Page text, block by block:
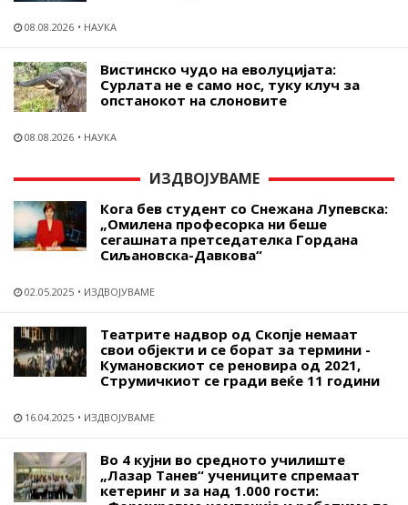
08.08.2026 НАУКА
Вистинско чудо на еволуцијата:
Сурлата не е само нос, туку клуч за
опстанокот на слоновите
08.08.2026 НАУКА
ИЗДВОЈУВАМЕ
Кога бев студент со Снежана Лупевска:
„Омилена професорка ни беше
сегашната претседателка Гордана
Сиљановска-Давкова“
02.05.2025 ИЗДВОЈУВАМЕ
Театрите надвор од Скопје немаат
свои објекти и се борат за термини -
Кумановскиот се реновира од 2021,
Струмичкиот се гради веќе 11 години
16.04.2025 ИЗДВОЈУВАМЕ
Во 4 кујни во средното училиште
„Лазар Танев“ учениците спремаат
кетеринг и за над 1.000 гости: